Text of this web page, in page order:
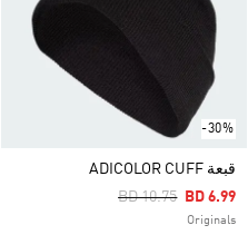
-30%
قبعة ADICOLOR CUFF
Price Reduced
BD 10.75ToBD 6.99
Originals